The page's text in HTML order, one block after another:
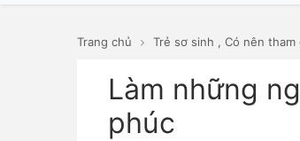
Trang chủ Trẻ sơ sinh , Có nên tham
Làm những
phúc